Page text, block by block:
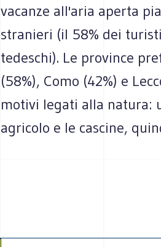
vacanze all'aria aperta
stranieri (il 58% dei
tedeschi). Le province
(58%), Como (42%) e
motivi legati alla natura:
agricolo e le cascine,